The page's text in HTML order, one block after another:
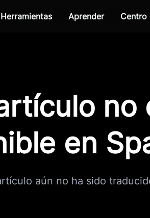
Herramientas Aprender Centro
no
en
aún no ha sido